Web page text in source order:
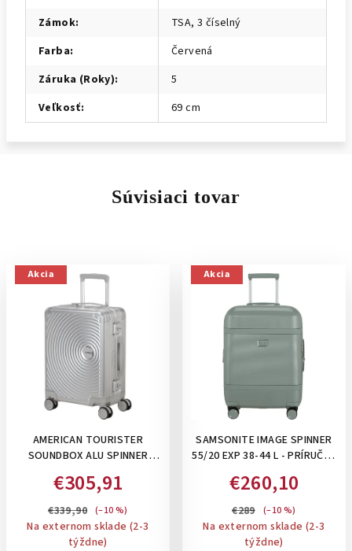
Zámok:
TSA, 3 číselný
Farba:
Červená
Záruka (Roky):
5
Veľkosť: 69 cm
Súvisiaci tovar
Akcia
AMERICAN TOURISTER
SOUNDBOX ALU SPINNER
ALUMÍNIOVÝ KUFOR SO
ZAPÍNANÍM NA 2 KLIPSY:
SIVER
€305,91
€339,90 (–10 %)
Na externom sklade (2-3
týždne)
Akcia
SAMSONITE IMAGE SPINNER
55/20 EXP 38-44 L - PRÍRUČNÝ
THYME
€260,10
€289 (–10 %)
Na externom sklade (2-3
týždne)